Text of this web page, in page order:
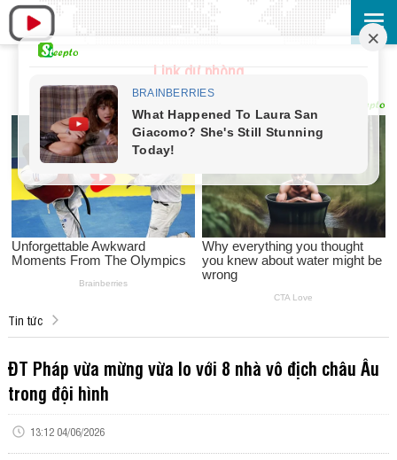
Link dự phòng
Tin tức
ĐT Pháp vừa mừng vừa lo với 8 nhà vô địch châu Âu
trong đội hình
13:12 04/06/2026